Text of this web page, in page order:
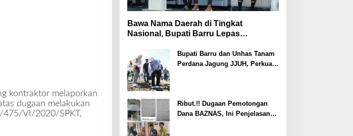
kontraktor melaporkan
dugaan melakukan
475/VI/2020/SPKT,
Bawa Nama Daerah di Tingkat
Nasional, Bupati Barru Lepas
Bupati Barru dan Unhas Tanam
Perdana Jagung JJUH, Perkuat
Ribut.!! Dugaan Pemotongan
Dana BAZNAS, Ini Penjelasan